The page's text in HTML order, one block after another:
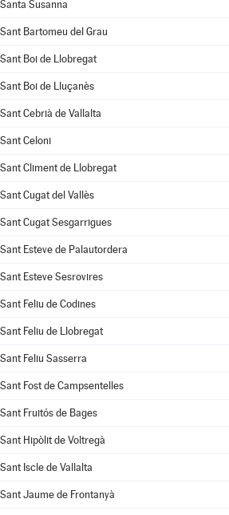
Santa Susanna
Sant Bartomeu del Grau
Sant Boi de Llobregat
Sant Boi de Lluçanès
Sant Cebrià de Vallalta
Sant Celoni
Sant Climent de Llobregat
Sant Cugat del Vallès
Sant Cugat Sesgarrigues
Sant Esteve de Palautordera
Sant Esteve Sesrovires
Sant Feliu de Codines
Sant Feliu de Llobregat
Sant Feliu Sasserra
Sant Fost de Campsentelles
Sant Fruitós de Bages
Sant Hipòlit de Voltregà
Sant Iscle de Vallalta
Sant Jaume de Frontanyà